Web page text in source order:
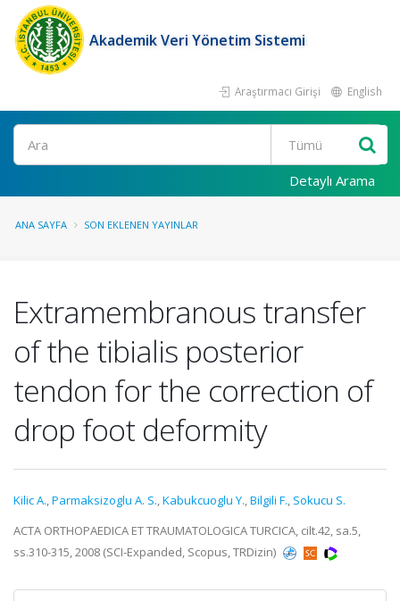
Akademik Veri Yönetim Sistemi
Araştırmacı Girişi English
Ara
Detaylı Arama
ANA SAYFA SON EKLENEN YAYINLAR
Extramembranous transfer
of the tibialis posterior
tendon for the correction of
drop foot deformity
Kilic A.,Parmaksizoglu A. S.,Kabukcuoglu Y.,Bilgili F., Sokucu S.
ACTA ORTHOPAEDICA ET TRAUMATOLOGICA TURCICA, cilt.42, sa.5,
ss.310-315, 2008 (SCI-Expanded, Scopus, TRDizin)